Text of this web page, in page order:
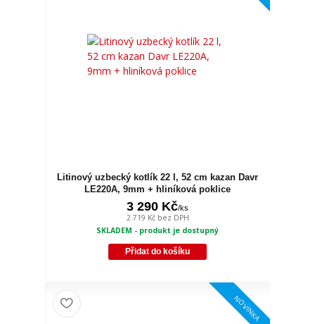
Litinový uzbecký kotlík 22 l, 52 cm kazan Davr
LE220A, 9mm + hliníková poklice
3 290 Kč/ks
2 719 Kč bez DPH
SKLADEM - produkt je dostupný
Přidat do košíku
NOVINKA